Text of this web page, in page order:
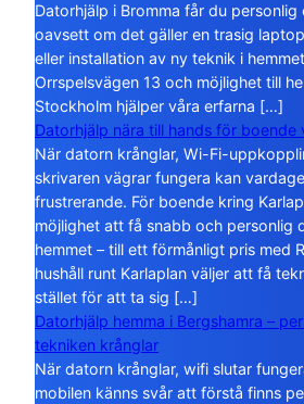
Datorhjälp i Bromma får du
oavsett om det gäller en trasig
eller installation av ny teknik i
Orrspelsvägen 13 och möjlighet till
Stockholm hjälper våra erfarna […]
Datorhjälp nära till hands för boende
När datorn krånglar, Wi-Fi-
skrivaren vägrar fungera kan
frustrerande. För boende kring
möjlighet att få snabb och personlig
hemmet – till ett förmånligt pris med
hushåll runt Karlaplan väljer att få
stället för att ta sig […]
Datorhjälp hemma i Bergshamra –
tekniken krånglar
När datorn krånglar, wifi slutar
mobilen känns svår att förstå finns